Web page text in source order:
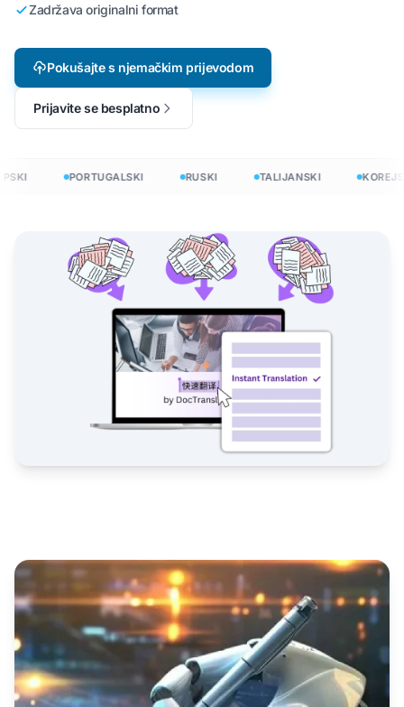
Zadržava originalni format
Pokušajte s njemačkim prijevodom
Prijavite se besplatno
PORTUGALSKI RUSKI TALIJANSKI